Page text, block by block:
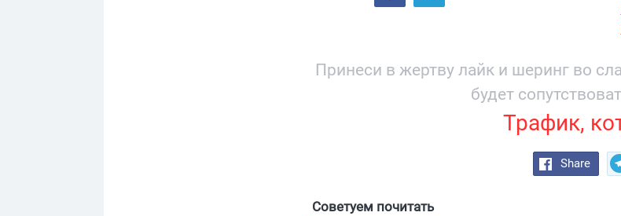
Принеси в жертву лайк и шеринг во
будет
Трафик,
Share
Советуем почитать